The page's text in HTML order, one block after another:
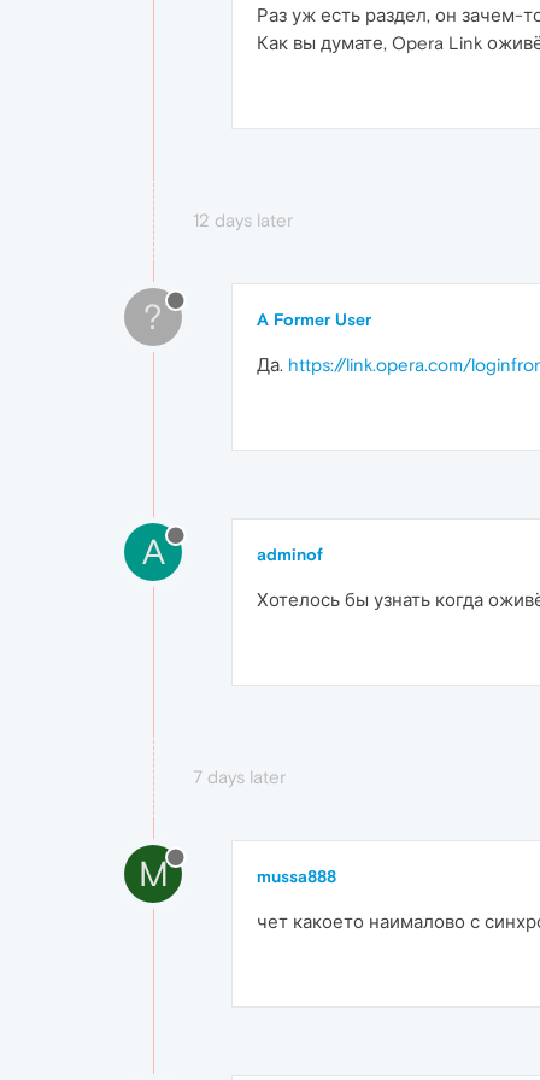
Раз уж есть раздел, он зачем-
Как вы думате, Opera Link
12 days later
? A Former User
Да. https://link.opera.com/
A adminof
Хотелось бы узнать когда
7 days later
M mussa888
чет какоето наималово с